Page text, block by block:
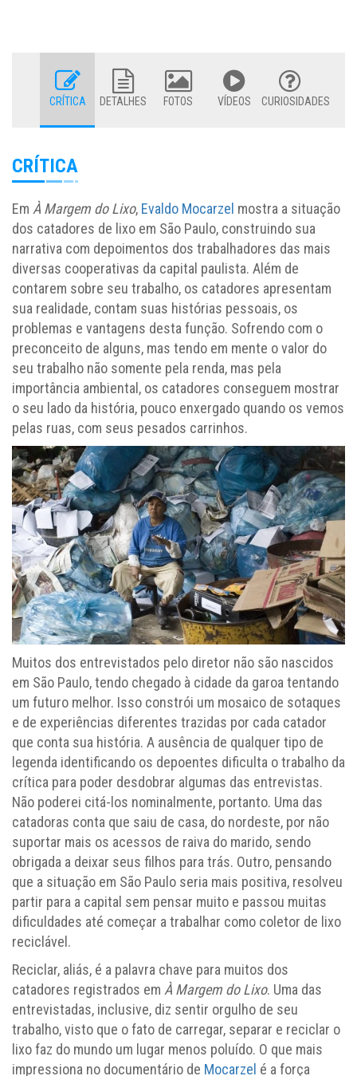
CRÍTICA DETALHES FOTOS VÍDEOS CURIOSIDADES
CRÍTICA
Em À Margem do Lixo, Evaldo Mocarzel mostra a situação
dos catadores de lixo em São Paulo, construindo sua
narrativa com depoimentos dos trabalhadores das mais
diversas cooperativas da capital paulista. Além de
contarem sobre seu trabalho, os catadores apresentam
sua realidade, contam suas histórias pessoais, os
problemas e vantagens desta função. Sofrendo com o
preconceito de alguns, mas tendo em mente o valor do
seu trabalho não somente pela renda, mas pela
importância ambiental, os catadores conseguem mostrar
o seu lado da história, pouco enxergado quando os vemos
pelas ruas, com seus pesados carrinhos.
Muitos dos entrevistados pelo diretor não são nascidos
em São Paulo, tendo chegado à cidade da garoa tentando
um futuro melhor. Isso constrói um mosaico de sotaques
e de experiências diferentes trazidas por cada catador
que conta sua história. A ausência de qualquer tipo de
legenda identificando os depoentes dificulta o trabalho da
crítica para poder desdobrar algumas das entrevistas.
Não poderei citá-los nominalmente, portanto. Uma das
catadoras conta que saiu de casa, do nordeste, por não
suportar mais os acessos de raiva do marido, sendo
obrigada a deixar seus filhos para trás. Outro, pensando
que a situação em São Paulo seria mais positiva, resolveu
partir para a capital sem pensar muito e passou muitas
dificuldades até começar a trabalhar como coletor de lixo
reciclável.
Reciclar, aliás, é a palavra chave para muitos dos
catadores registrados em À Margem do Lixo. Uma das
entrevistadas, inclusive, diz sentir orgulho de seu
trabalho, visto que o fato de carregar, separar e reciclar o
lixo faz do mundo um lugar menos poluído. O que mais
impressiona no documentário de Mocarzel é a força